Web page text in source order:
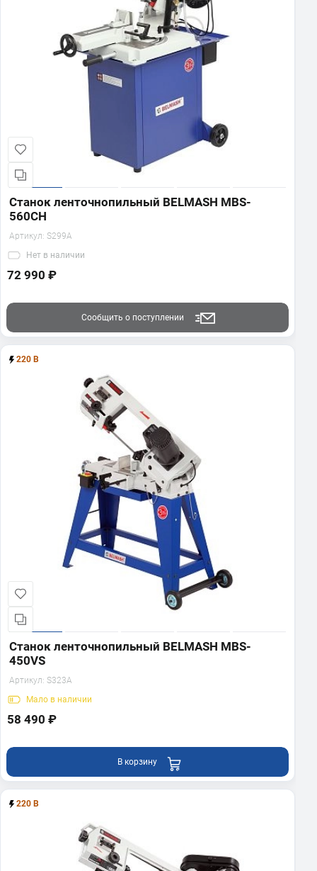
Станок ленточнопильный BELMASH MBS-
560CH
Артикул: S299A
Нет в наличии
72 990 ₽
Сообщить о поступлении
220 В
Станок ленточнопильный BELMASH MBS-
450VS
Артикул: S323A
Мало в наличии
58 490 ₽
В корзину
220 В